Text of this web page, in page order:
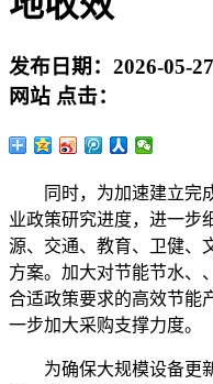
发布日期： 2026-05-
网站 点击：
同时，为加速建立完成
业政策研究进度，进一步
源、交通、教育、卫健、
方案。加大对节能节水、
合适政策要求的高效节能
一步加大采购支撑力度。
为确保大规模设备更新